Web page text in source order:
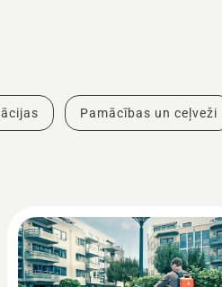
Pamācības un ceļveži